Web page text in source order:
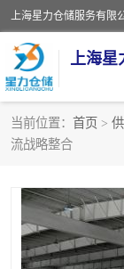
上海
当前位置： 首页 >
流战略整合
上海仓库对外
上海仓储配送
上海仓库代运